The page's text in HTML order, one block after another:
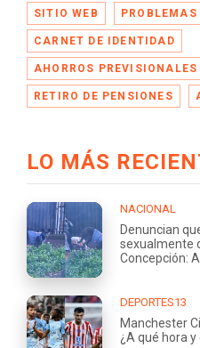
SITIO WEB PROBLEMAS
CARNET DE IDENTIDAD
AHORROS PREVISIONALES
RETIRO DE PENSIONES
LO MÁS
NACIONAL
Denuncian
sexualmente
Concepción:
DEPORTES13
Manchester
¿A qué hora